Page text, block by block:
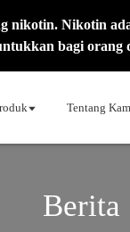
Nikotin
bagi orang
Tentang
Berita